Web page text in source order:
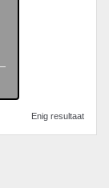
Enig resultaat